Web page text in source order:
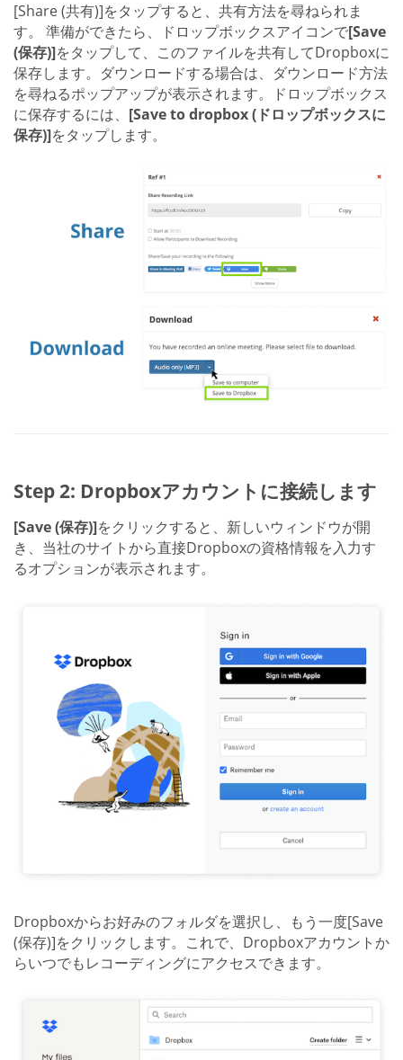
[Share (共有)]をタップすると、共有方法を尋ねられま
す。 準備ができたら、ドロップボックスアイコンで[Save
(保存)]をタップして、このファイルを共有してDropboxに
保存します。ダウンロードする場合は、ダウンロード方法
を尋ねるポップアップが表示されます。ドロップボックス
に保存するには、 [Save to dropbox (ドロップボックスに
保存)]をタップします。
Step 2: Dropboxアカウントに接続します
[Save (保存)]をクリックすると、新しいウィンドウが開
き、当社のサイトから直接Dropboxの資格情報を入力す
るオプションが表示されます。
Dropboxからお好みのフォルダを選択し、もう一度[Save
(保存)]をクリックします。これで、Dropboxアカウントか
らいつでもレコーディングにアクセスできます。